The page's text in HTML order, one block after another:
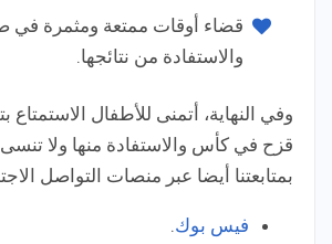
قضاء أوقات ممتعة ومثمرة في
والاستفادة من نتائجها.
وفي النهاية، أتمنى للأطفال
قزح في كأس والاستفادة منها ولا
بمتابعتنا أيضا عبر منصات التواصل
فيس بوك.